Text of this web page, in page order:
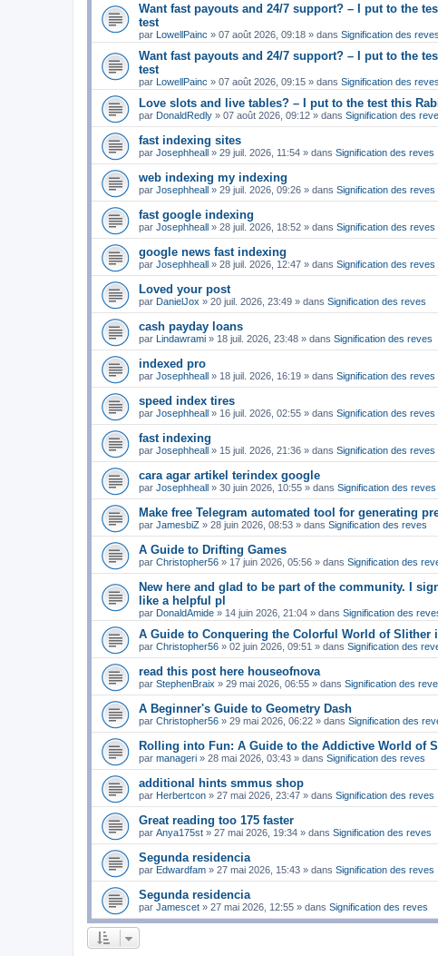
Want fast payouts and 24/7 support? – I put to the
test
par LowellPainc » 07 août 2026, 09:18 » dans Signification des reves
Want fast payouts and 24/7 support? – I put to the
test
par LowellPainc » 07 août 2026, 09:15 » dans Signification des reves
Love slots and live tables? – I put to the test this
par DonaldRedly » 07 août 2026, 09:12 » dans Signification des
fast indexing sites
par Josephheall » 29 juil. 2026, 11:54 » dans Signification des reves
web indexing my indexing
par Josephheall » 29 juil. 2026, 09:26 » dans Signification des reves
fast google indexing
par Josephheall » 28 juil. 2026, 18:52 » dans Signification des reves
google news fast indexing
par Josephheall » 28 juil. 2026, 12:47 » dans Signification des reves
Loved your post
par DanielJox » 20 juil. 2026, 23:49 » dans Signification des reves
cash payday loans
par Lindawrami » 18 juil. 2026, 23:48 » dans Signification des reves
indexed pro
par Josephheall » 18 juil. 2026, 16:19 » dans Signification des reves
speed index tires
par Josephheall » 16 juil. 2026, 02:55 » dans Signification des reves
fast indexing
par Josephheall » 15 juil. 2026, 21:36 » dans Signification des reves
cara agar artikel terindex google
par Josephheall » 30 juin 2026, 10:55 » dans Signification des reves
Make free Telegram automated tool for generating
par JamesbiZ » 28 juin 2026, 08:53 » dans Signification des reves
A Guide to Drifting Games
par Christopher56 » 17 juin 2026, 05:56 » dans Signification des
New here and glad to be part of the community. I
like a helpful pl
par DonaldAmide » 14 juin 2026, 21:04 » dans Signification des
A Guide to Conquering the Colorful World of Slither
par Christopher56 » 02 juin 2026, 09:51 » dans Signification des
read this post here houseofnova
par StephenBraix » 29 mai 2026, 06:55 » dans Signification des
A Beginner's Guide to Geometry Dash
par Christopher56 » 29 mai 2026, 06:22 » dans Signification des
Rolling into Fun: A Guide to the Addictive World of
par manageri » 28 mai 2026, 03:43 » dans Signification des reves
additional hints smmus shop
par Herbertcon » 27 mai 2026, 23:47 » dans Signification des reves
Great reading too 175 faster
par Anya175st » 27 mai 2026, 19:34 » dans Signification des reves
Segunda residencia
par Edwardfam » 27 mai 2026, 15:43 » dans Signification des reves
Segunda residencia
par Jamescet » 27 mai 2026, 12:55 » dans Signification des reves